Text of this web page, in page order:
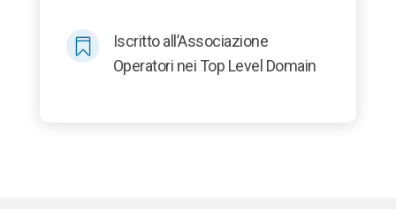

Iscritto all’Associazione
Operatori nei Top Level Domain